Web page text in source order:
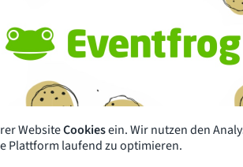
WebsiteCookiesein. Wir nutzen den
Plattform laufend zu optimieren.